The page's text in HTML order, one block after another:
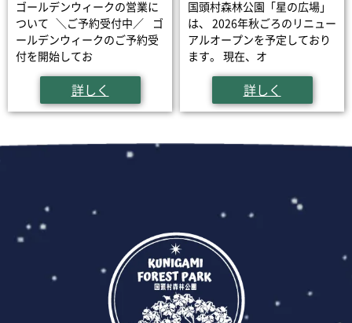
ゴールデンウィークの営業に
ついて ＼ご予約受付中／ ゴ
ールデンウィークのご予約受
付を開始してお
詳しく
国頭村森林公園「星の広場」
は、 2026年秋ごろのリニュー
アルオープンを予定しており
ます。 現在、オ
詳しく